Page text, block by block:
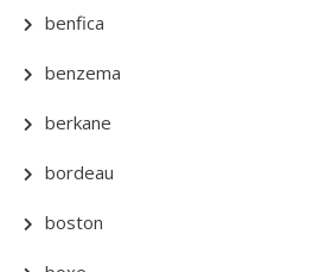
benfica
benzema
berkane
bordeau
boston